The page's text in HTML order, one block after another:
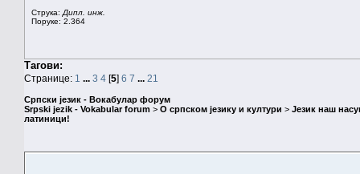
Струка: Дипл. инж.
Поруке: 2.364
Тагови:
Странице: 1 ... 3 4 [5] 6 7 ... 21
Српски језик - Вокабулар форум
Srpski jezik - Vokabular forum > О српском језику и култури > Језик наш
латиници!